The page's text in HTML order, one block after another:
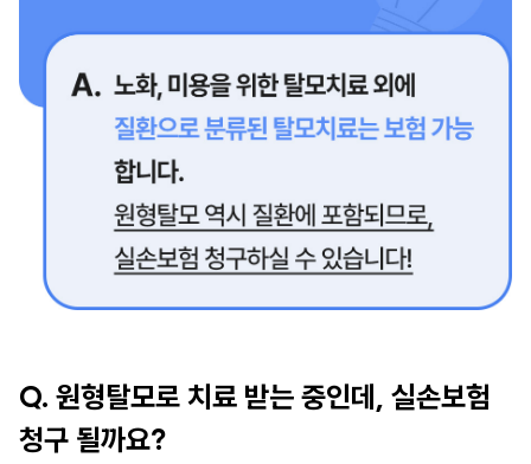
Q. 원형탈모로 치료 받는 중인데, 실손보험
청구 될까요?